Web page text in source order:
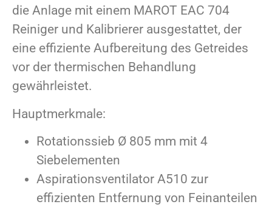
die Anlage mit einem MAROT EAC 704
Reiniger und Kalibrierer ausgestattet, der
eine effiziente Aufbereitung des Getreides
vor der thermischen Behandlung
gewährleistet.
Hauptmerkmale:
Rotationssieb Ø 805 mm mit 4
Siebelementen
Aspirationsventilator A510 zur
effizienten Entfernung von Feinanteilen